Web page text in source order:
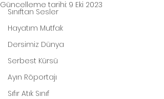
Sınıftan Sesler
Hayatım Mutfak
Dersimiz Dünya
Serbest Kürsü
Ayın Röportajı
Sıfır Atık Sınıf
Güncelleme tarihi: 9 Eki 2023